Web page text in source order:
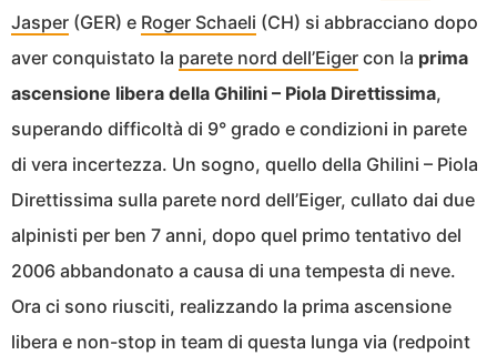
Jasper (GER) e Roger Schaeli (CH) si abbracciano dopo
aver conquistato la parete nord dell’Eiger con la prima
ascensione libera della Ghilini – Piola Direttissima,
superando difficoltà di 9° grado e condizioni in parete
di vera incertezza. Un sogno, quello della Ghilini – Piola
Direttissima sulla parete nord dell’Eiger, cullato dai due
alpinisti per ben 7 anni, dopo quel primo tentativo del
2006 abbandonato a causa di una tempesta di neve.
Ora ci sono riusciti, realizzando la prima ascensione
libera e non-stop in team di questa lunga via (redpoint